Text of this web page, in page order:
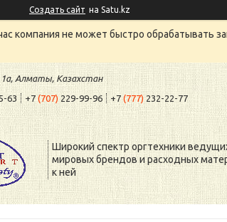
Создать сайт на Satu.kz
компания не может быстро обрабатывать
1a, Алматы, Казахстан
63 +7 (707) 229-99-96 +7 (777) 232-22-77
Широкий спектр оргтехники
мировых брендов и расходных
к ней